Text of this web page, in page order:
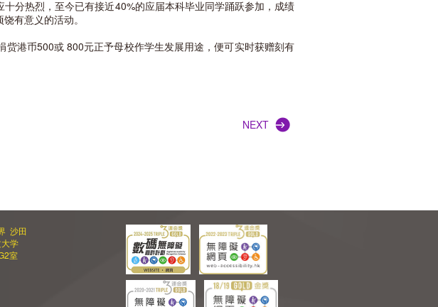
分热烈，至今已有接近40%的应届本科毕业同学踊跃参加，成绩
有意义的活动。
港币500或 800元正予母校作学生发展用途，便可实时获赠刻有
NEXT
沙田
学
室